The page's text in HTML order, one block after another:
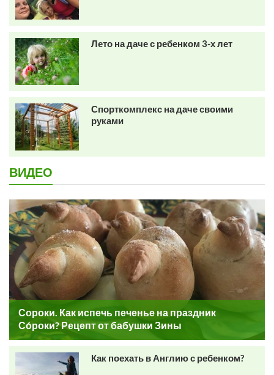
Лето на даче с ребенком 3-х лет
Спорткомплекс на даче своими
руками
ВИДЕО
Сороки. Как испечь печенье на праздник
Со́роки? Рецепт от бабушки Зины
Как поехать в Англию с ребенком?